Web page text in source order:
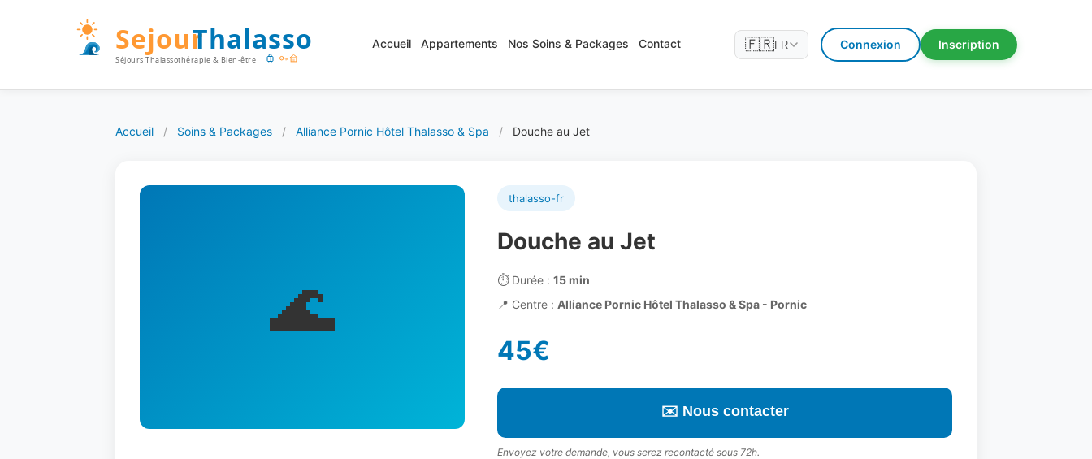
Accueil Appartements Nos Soins & Packages Contact 🇫🇷FR Connexion Inscription
Accueil / Soins & Packages / Alliance Pornic Hôtel Thalasso & Spa / Douche au Jet
🌊
thalasso-fr
Douche au Jet
⏱️Durée : 15 min
📍 Centre : Alliance Pornic Hôtel Thalasso & Spa - Pornic
45€
✉️ Nous contacter
Envoyez votre demande, vous serez recontacté sous 72h.